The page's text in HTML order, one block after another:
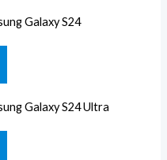
Galaxy S24
Galaxy S24 Ultra